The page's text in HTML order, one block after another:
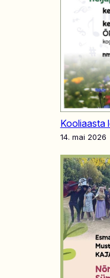
Kooliaasta
14. mai 2026